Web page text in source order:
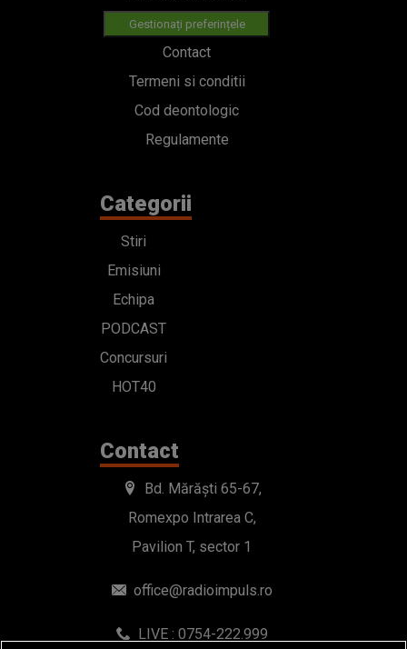
Gestionați preferințele
Contact
Termeni si conditii
Cod deontologic
Regulamente
Categorii
Stiri
Emisiuni
Echipa
PODCAST
Concursuri
HOT40
Contact
Bd. Mărăști 65-67,
Romexpo Intrarea C,
Pavilion T, sector 1
office@radioimpuls.ro
LIVE : 0754-222.999